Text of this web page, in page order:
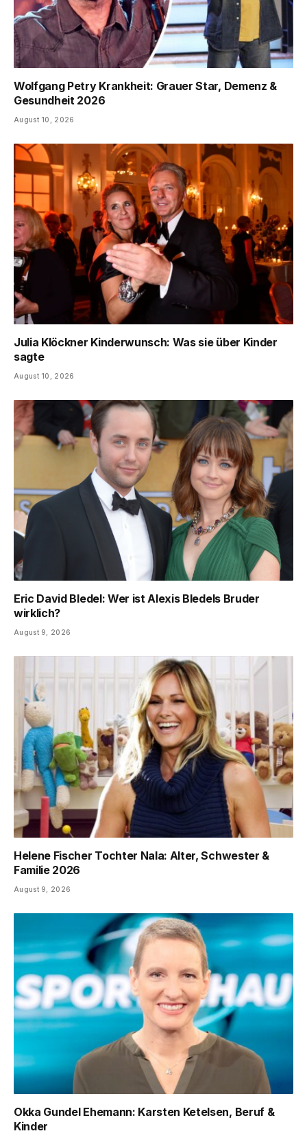
Wolfgang Petry Krankheit: Grauer Star, Demenz &
Gesundheit 2026
August 10, 2026
Julia Klöckner Kinderwunsch: Was sie über Kinder
sagte
August 10, 2026
Eric David Bledel: Wer ist Alexis Bledels Bruder
wirklich?
August 9, 2026
Helene Fischer Tochter Nala: Alter, Schwester &
Familie 2026
August 9, 2026
Okka Gundel Ehemann: Karsten Ketelsen, Beruf &
Kinder